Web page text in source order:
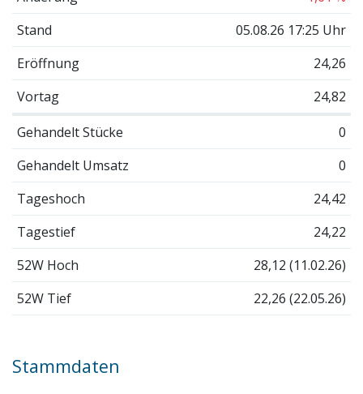
Stand
05.08.26 17:25 Uhr
Eröffnung
24,26
Vortag
24,82
Gehandelt Stücke
0
Gehandelt Umsatz
0
Tageshoch
24,42
Tagestief
24,22
52W Hoch
28,12 (11.02.26)
52W Tief
22,26 (22.05.26)
Stammdaten